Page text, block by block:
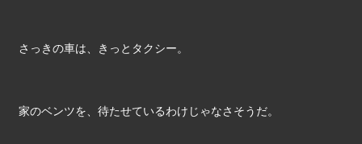
さっきの車は、きっとタクシー。
家のベンツを、待たせているわけじゃなさそうだ。